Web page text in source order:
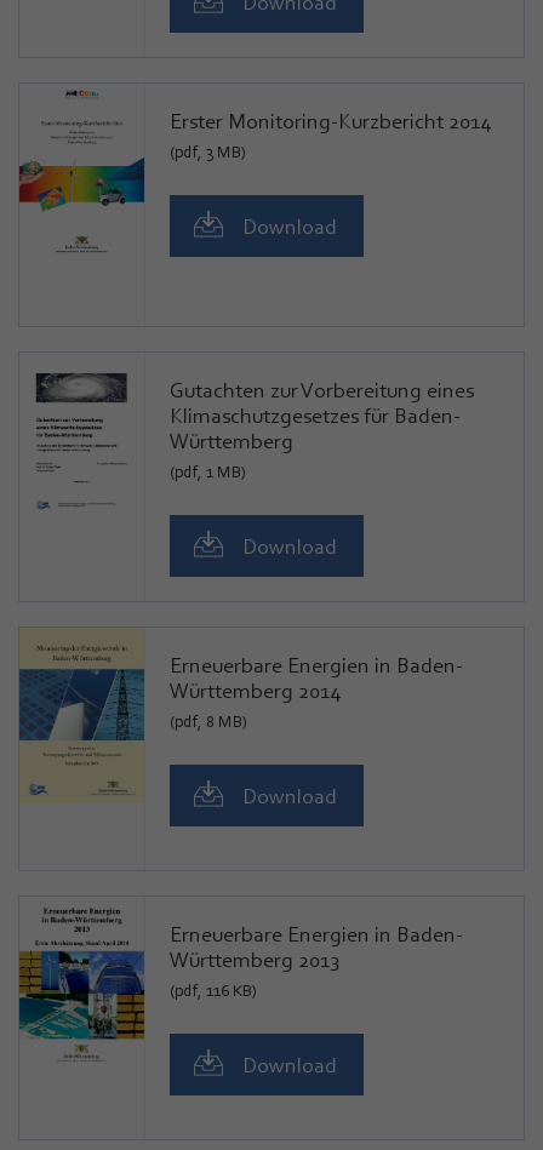
Erster Monitoring-Kurzbericht 2014
(pdf, 3 MB)
Download
Gutachten zur Vorbereitung eines
Klimaschutzgesetzes für Baden-
Württemberg
(pdf, 1 MB)
Download
Erneuerbare Energien in Baden-
Württemberg 2014
(pdf, 8 MB)
Download
Erneuerbare Energien in Baden-
Württemberg 2013
(pdf, 116 KB)
Download